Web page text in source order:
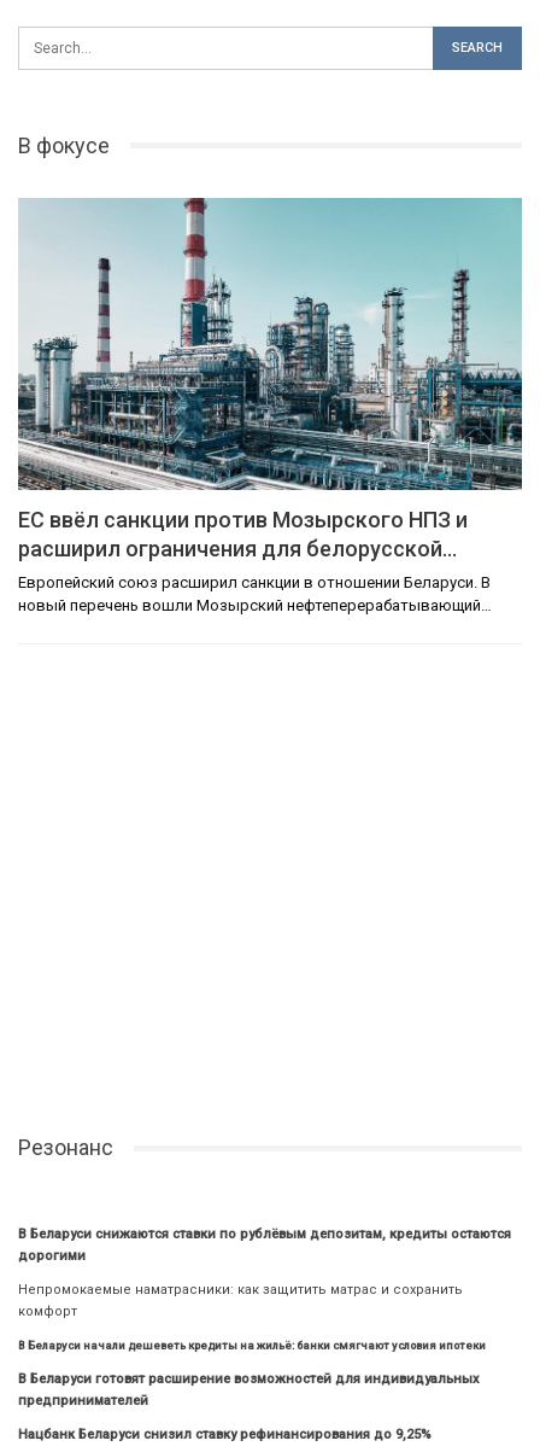
В фокусе
ЕС ввёл санкции против Мозырского НПЗ и
расширил ограничения для белорусской…
Европейский союз расширил санкции в отношении Беларуси. В
новый перечень вошли Мозырский нефтеперерабатывающий…
Резонанс
В Беларуси снижаются ставки по рублёвым депозитам, кредиты остаются
дорогими
Непромокаемые наматрасники: как защитить матрас и сохранить
комфорт
В Беларуси начали дешеветь кредиты на жильё: банки смягчают условия ипотеки
В Беларуси готовят расширение возможностей для индивидуальных
предпринимателей
Нацбанк Беларуси снизил ставку рефинансирования до 9,25%